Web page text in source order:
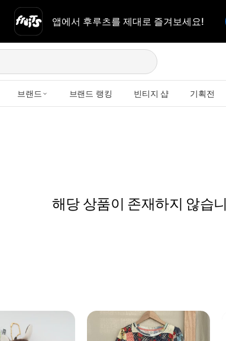
앱에서 후루츠를 제대로 즐겨보세요!
브랜드 브랜드 랭킹 빈티지 샵 기획전
해당 상품이 존재하지 않습